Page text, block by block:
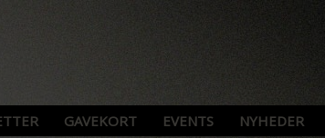
GAVEKORT EVENTS NYHEDER